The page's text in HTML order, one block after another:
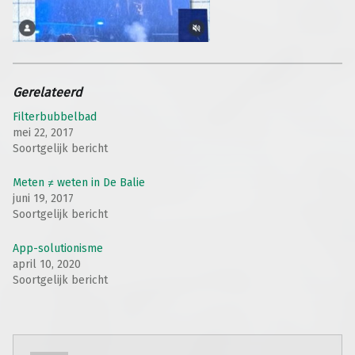
Gerelateerd
Filterbubbelbad
mei 22, 2017
Soortgelijk bericht
Meten ≠ weten in De Balie
juni 19, 2017
Soortgelijk bericht
App-solutionisme
april 10, 2020
Soortgelijk bericht